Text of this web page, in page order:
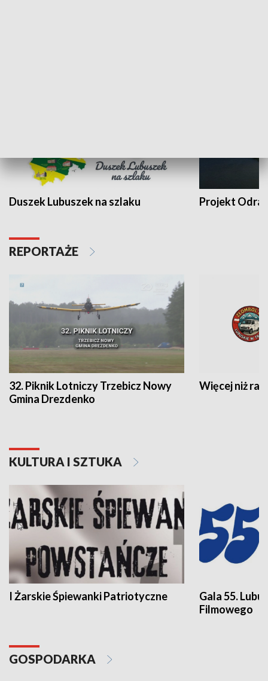
Duszek Lubuszek na szlaku Projekt Odra
REPORTAŻE
32. Piknik Lotniczy Trzebicz Nowy
Gmina Drezdenko
Więcej niż rajd
KULTURA I SZTUKA
I Żarskie Śpiewanki Patriotyczne
Gala 55.
Filmowego
GOSPODARKA